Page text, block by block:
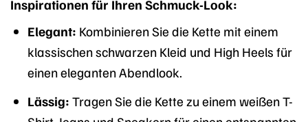
Inspirationen für Ihren Schmuck-Look:
Elegant: Kombinieren Sie die Kette mit einem
klassischen schwarzen Kleid und High Heels für
einen eleganten Abendlook.
Lässig: Tragen Sie die Kette zu einem weißen T-